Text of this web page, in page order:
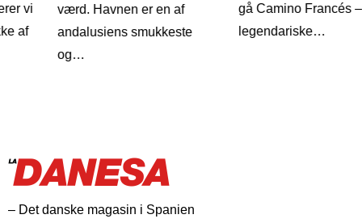
værd. Havnen er en af
andalusiens smukkeste
gå Camino Francés – den
legendariske…
– Det danske magasin i Spanien